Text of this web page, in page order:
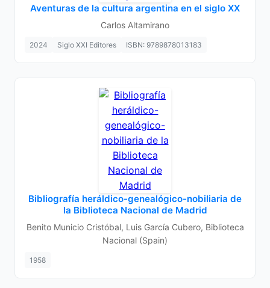
Aventuras de la cultura argentina en el siglo XX
Carlos Altamirano
2024 Siglo XXI Editores ISBN: 9789878013183
Bibliografía heráldico-genealógico-nobiliaria de
la Biblioteca Nacional de Madrid
Benito Municio Cristóbal, Luis García Cubero, Biblioteca
Nacional (Spain)
1958